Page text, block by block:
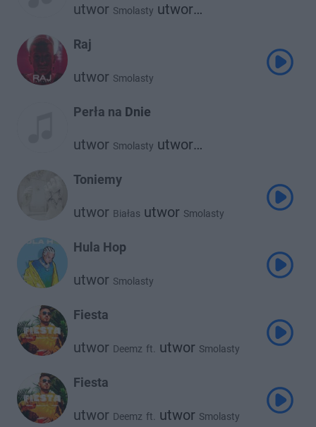
utwor Smolasty utwor
Raj
utwor Smolasty
Perła na Dnie
utwor Smolasty utwor
Toniemy
utwor Białas utwor Smolasty
Hula Hop
utwor Smolasty
Fiesta
utwor Deemz ft. utwor Smolasty
Fiesta
utwor Deemz ft. utwor Smolasty